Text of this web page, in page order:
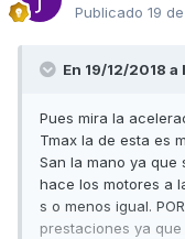
Publicado 19
En 19/12/2018 a
Pues mira la
Tmax la de esta es
San la mano ya que
hace los motores a
s o menos igual.
prestaciones ya